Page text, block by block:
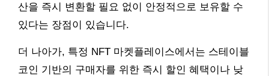
산을 즉시 변환할 필요 없이 안정적으로 보유할 수
있다는 장점이 있습니다.
더 나아가, 특정 NFT 마켓플레이스에서는 스테이블
코인 기반의 구매자를 위한 즉시 할인 혜택이나 낮